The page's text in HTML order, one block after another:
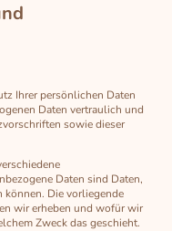
Ihrer persönlichen Daten
Daten vertraulich und
sowie dieser
Daten sind Daten,
können. Die vorliegende
wir erheben und wofür wir
Zweck das geschieht.